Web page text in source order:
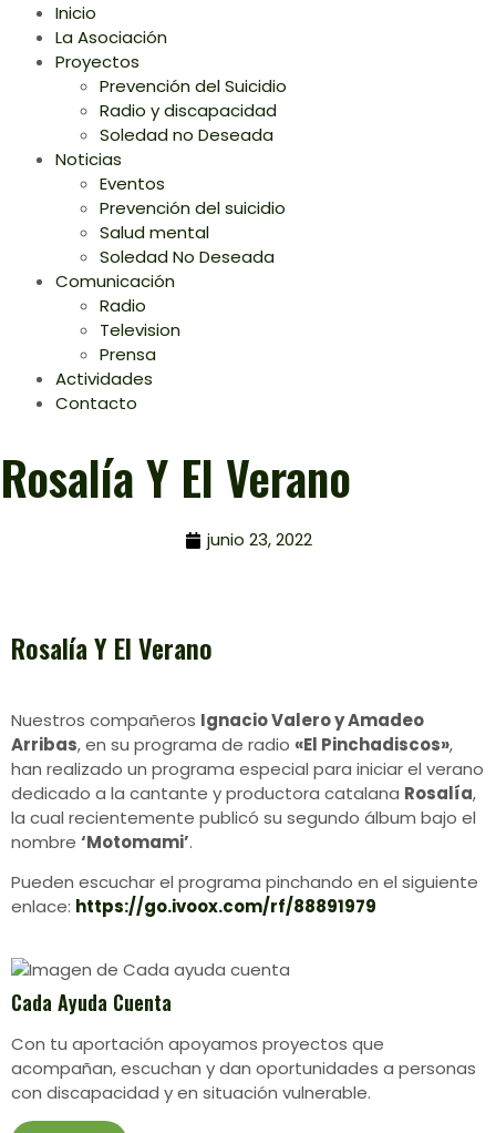
Inicio
La Asociación
Proyectos
Prevención del Suicidio
Radio y discapacidad
Soledad no Deseada
Noticias
Eventos
Prevención del suicidio
Salud mental
Soledad No Deseada
Comunicación
Radio
Television
Prensa
Actividades
Contacto
Rosalía Y El Verano
junio 23, 2022
Rosalía Y El Verano
Nuestros compañeros Ignacio Valero y Amadeo
Arribas, en su programa de radio «El Pinchadiscos»,
han realizado un programa especial para iniciar el verano
dedicado a la cantante y productora catalana Rosalía,
la cual recientemente publicó su segundo álbum bajo el
nombre ‘Motomami’.
Pueden escuchar el programa pinchando en el siguiente
enlace: https://go.ivoox.com/rf/88891979
Cada Ayuda Cuenta
Con tu aportación apoyamos proyectos que
acompañan, escuchan y dan oportunidades a personas
con discapacidad y en situación vulnerable.